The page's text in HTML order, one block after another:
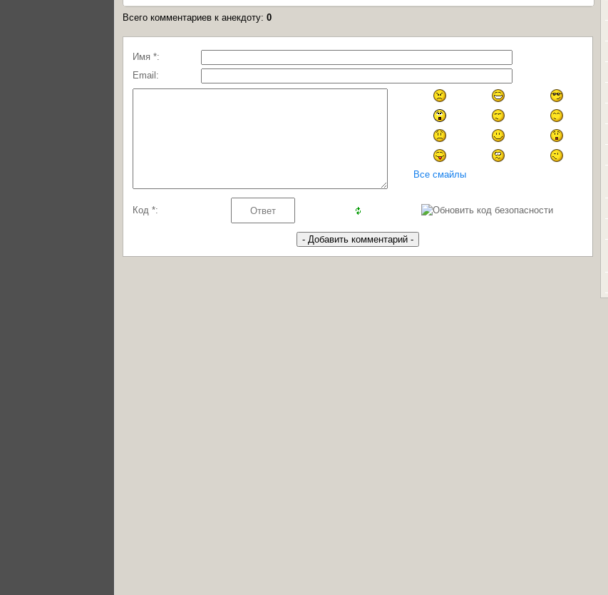
Всего комментариев к анекдоту: 0
Имя *:
Email:
Все смайлы
Код *: